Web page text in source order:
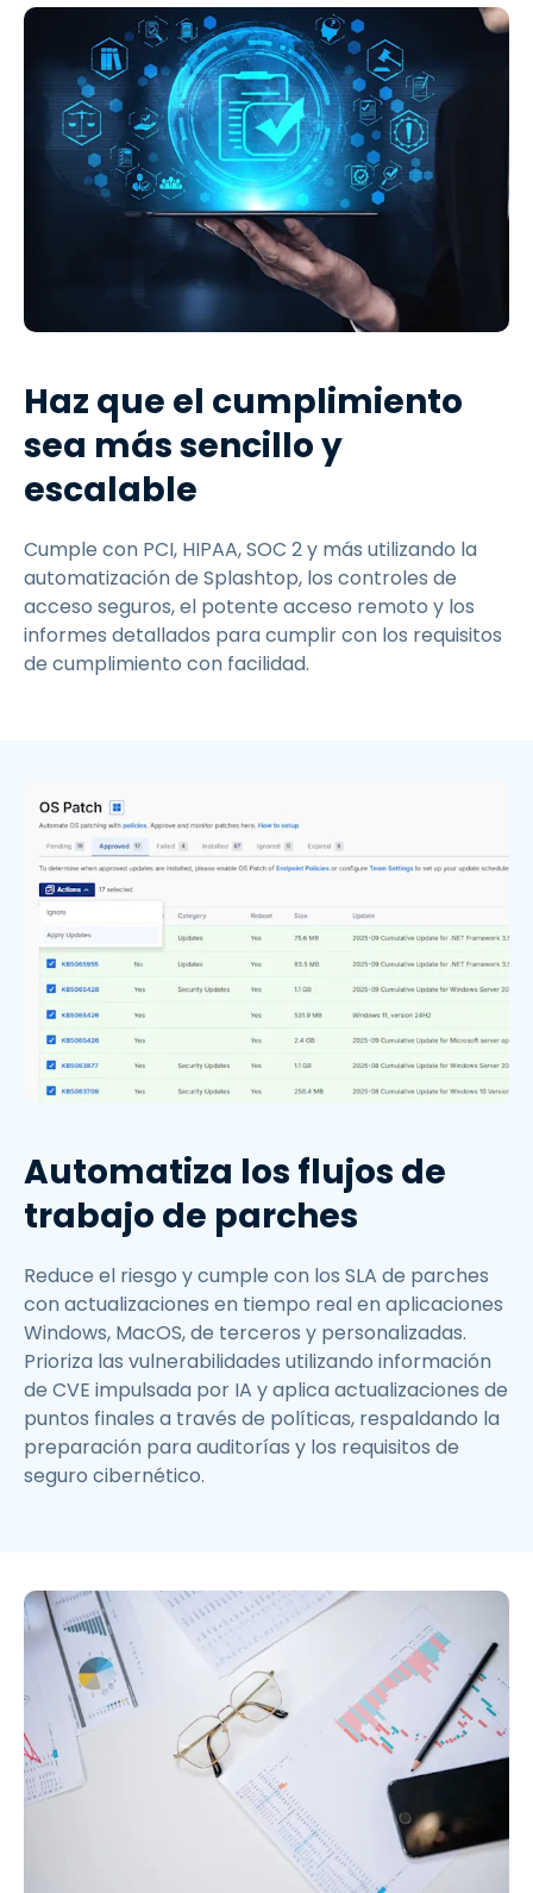
Haz que el cumplimiento
sea más sencillo y
escalable
Cumple con PCI, HIPAA, SOC 2 y más utilizando la
automatización de Splashtop, los controles de
acceso seguros, el potente acceso remoto y los
informes detallados para cumplir con los requisitos
de cumplimiento con facilidad.
Automatiza los flujos de
trabajo de parches
Reduce el riesgo y cumple con los SLA de parches
con actualizaciones en tiempo real en aplicaciones
Windows, MacOS, de terceros y personalizadas.
Prioriza las vulnerabilidades utilizando información
de CVE impulsada por IA y aplica actualizaciones de
puntos finales a través de políticas, respaldando la
preparación para auditorías y los requisitos de
seguro cibernético.